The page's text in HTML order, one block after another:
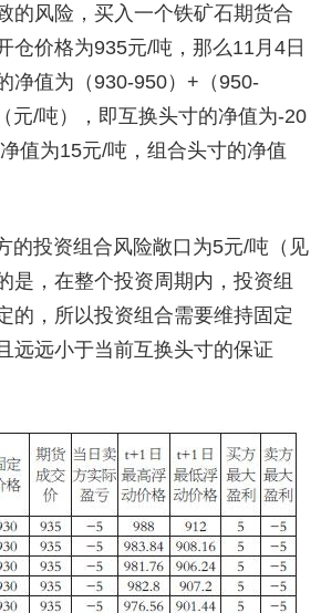
的风险，买入一个铁矿石期货合
仓价格为935元/吨，那么11月4日
净值为（930-950）+（950-
元/吨），即互换头寸的净值为-20
值为15元/吨，组合头寸的净值
的投资组合风险敞口为5元/吨（见
是，在整个投资周期内，投资组
的，所以投资组合需要维持固定
远远小于当前互换头寸的保证